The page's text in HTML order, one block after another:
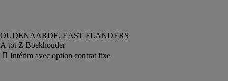
A tot Z Boekhouder